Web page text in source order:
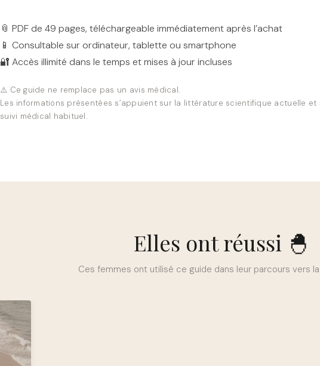
📎 PDF de 49 pages, téléchargeable immédiatement après l’achat
📱 Consultable sur ordinateur, tablette ou smartphone
🔐 Accès illimité dans le temps et mises à jour incluses
⚠️ Ce guide ne remplace pas un avis médical.
Les informations présentées s’appuient sur la littérature scientifique actuelle
suivi médical habituel.
Elles ont réussi 🐣
Ces femmes ont utilisé ce guide dans leur parcours vers